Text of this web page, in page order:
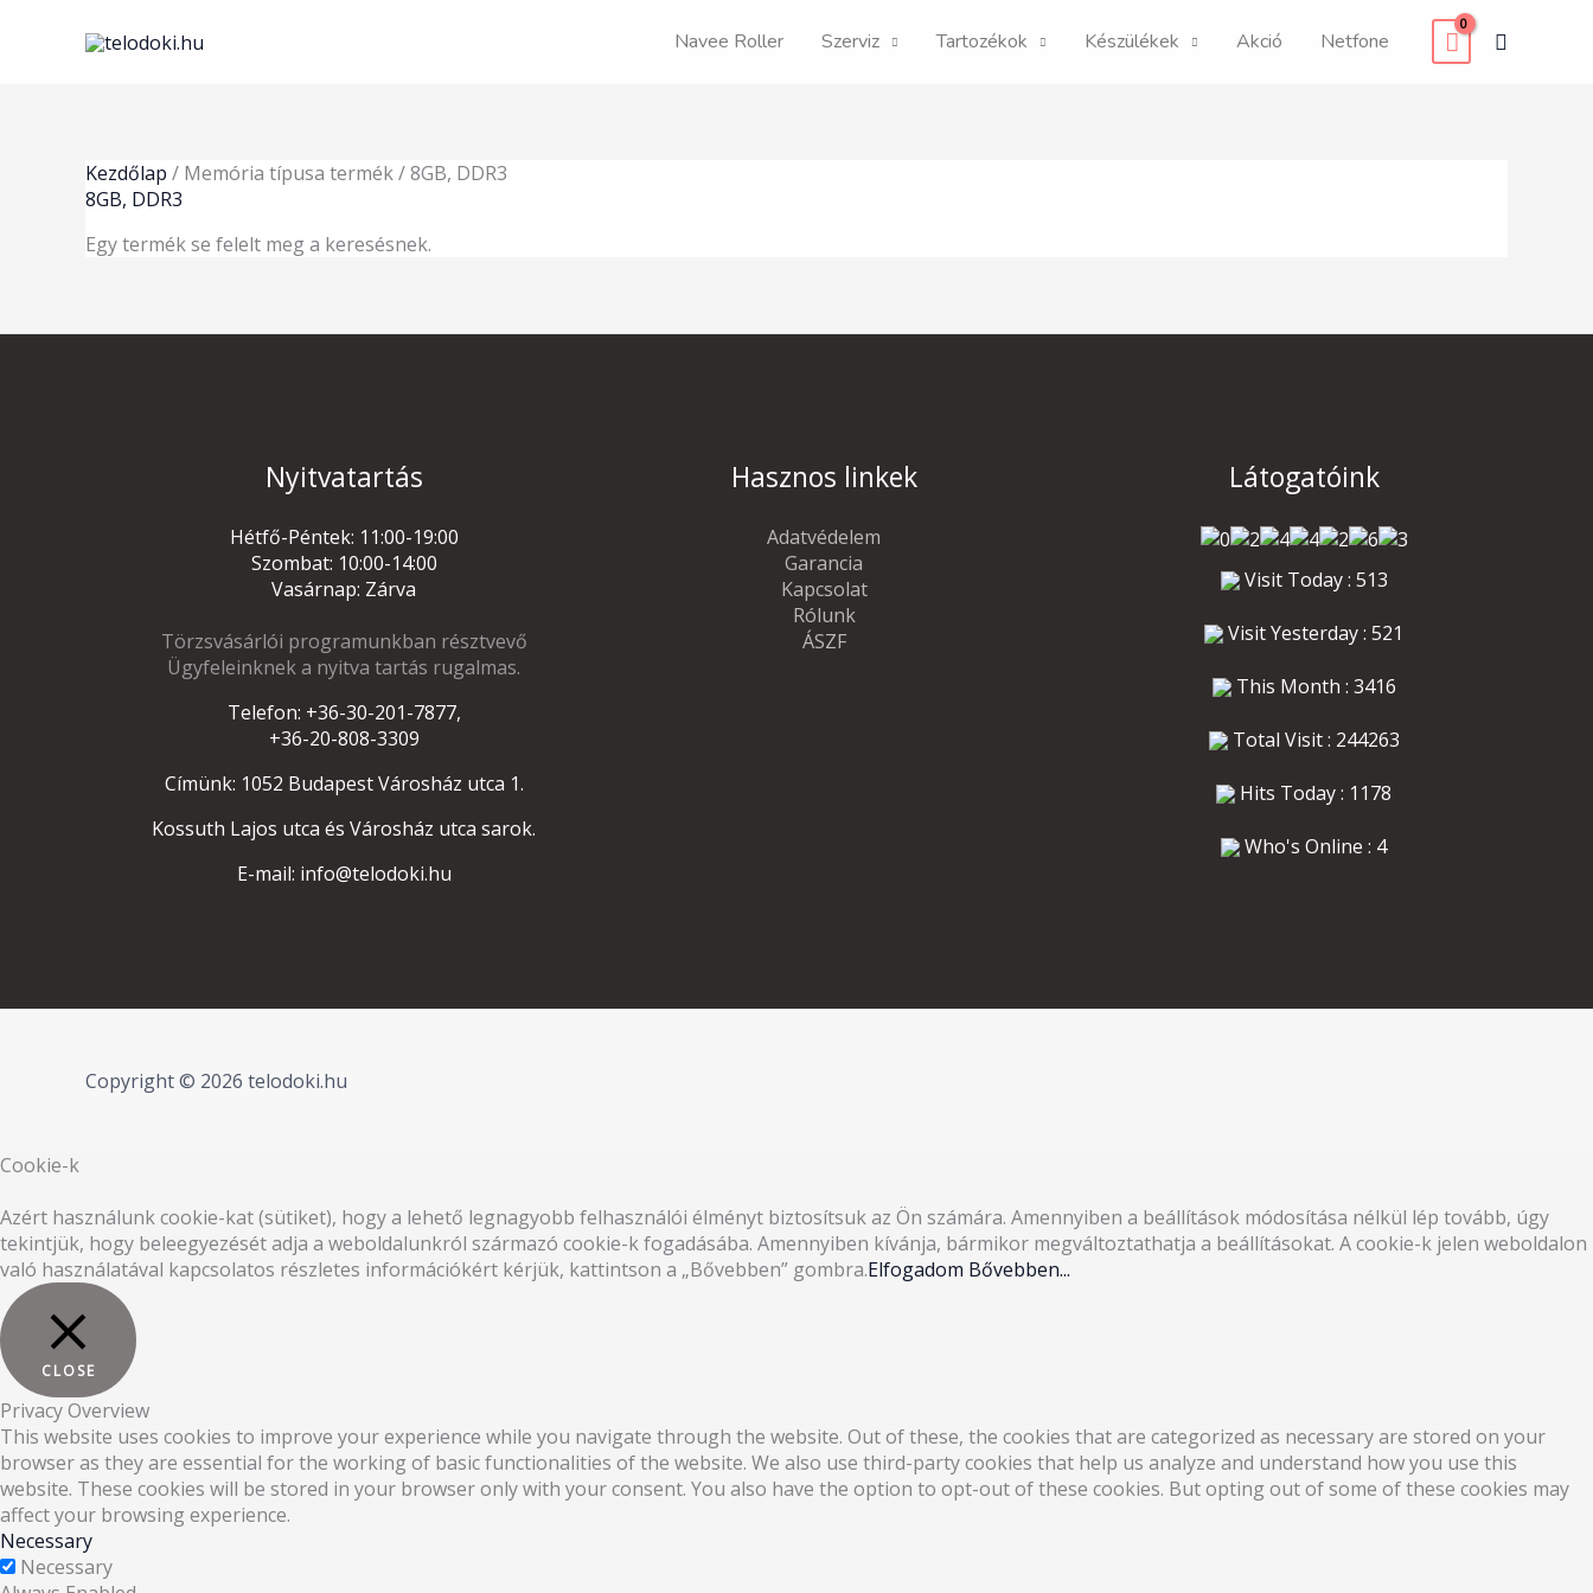
Navee Roller Szerviz Tartozékok Készülékek Akció Netfone Search
Kezdőlap / Memória típusa termék / 8GB, DDR3
8GB, DDR3
Egy termék se felelt meg a keresésnek.
Nyitvatartás
Hétfő-Péntek: 11:00-19:00
Szombat: 10:00-14:00
Vasárnap: Zárva
Törzsvásárlói programunkban résztvevő
Ügyfeleinknek a nyitva tartás rugalmas.
Telefon: +36-30-201-7877,
+36-20-808-3309
Címünk: 1052 Budapest Városház utca 1.
Kossuth Lajos utca és Városház utca sarok.
E-mail: info@telodoki.hu
Hasznos linkek
Adatvédelem
Garancia
Kapcsolat
Rólunk
ÁSZF
Látogatóink
Visit Today : 513
Visit Yesterday : 521
This Month : 3416
Total Visit : 244263
Hits Today : 1178
Who's Online : 4
Copyright © 2026 telodoki.hu
Cookie-k
Azért használunk cookie-kat (sütiket), hogy a lehető legnagyobb felhasználói élményt biztosítsuk az Ön számára. Amennyiben a beállítások módosítása nélkül lép tovább, úgy
tekintjük, hogy beleegyezését adja a weboldalunkról származó cookie-k fogadásába. Amennyiben kívánja, bármikor megváltoztathatja a beállításokat. A cookie-k jelen weboldalon
való használatával kapcsolatos részletes információkért kérjük, kattintson a „Bővebben” gombra.Elfogadom Bővebben...
CLOSE
Privacy Overview
This website uses cookies to improve your experience while you navigate through the website. Out of these, the cookies that are categorized as necessary are stored on your
browser as they are essential for the working of basic functionalities of the website. We also use third-party cookies that help us analyze and understand how you use this
website. These cookies will be stored in your browser only with your consent. You also have the option to opt-out of these cookies. But opting out of some of these cookies may
affect your browsing experience.
Necessary
Necessary